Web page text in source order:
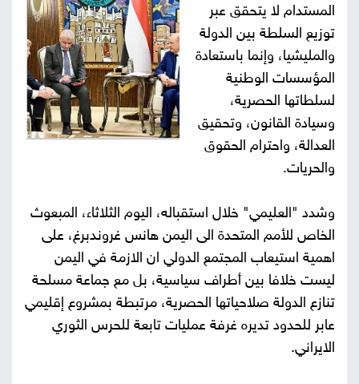
من
نحن
إتصل
بنا
البحث
المستدام لا يتحقق عبر
توزيع السلطة بين الدولة
والمليشيا، وإنما باستعادة
المؤسسات الوطنية
لسلطاتها الحصرية،
وسيادة القانون، وتحقيق
العدالة، واحترام الحقوق
والحريات.
وشدد "العليمي" خلال استقباله، اليوم الثلاثاء، المبعوث
الخاص للأمم المتحدة الى اليمن هانس غروندبرغ، على
اهمية استيعاب المجتمع الدولي ان الازمة في اليمن
ليست خلافا بين أطراف سياسية، بل مع جماعة مسلحة
تنازع الدولة صلاحياتها الحصرية، مرتبطة بمشروع إقليمي
عابر للحدود تديره غرفة عمليات تابعة للحرس الثوري
الايراني.